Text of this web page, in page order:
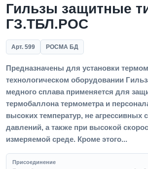
Гильзы защитные
ГЗ.ТБЛ.РОС
Арт. 599 РОСМА БД
Предназначены для установки
технологическом оборудовании
медного сплава применяется для
термобаллона термометра и
высоких температур, не агрессивных
давлений, а также при высокой
измеряемой среде. Кроме этого...
Присоединение